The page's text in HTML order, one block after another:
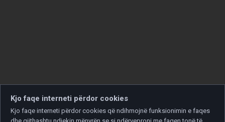
Kjo faqe interneti përdor cookies
Kjo faqe interneti përdor cookies që ndihmojnë funksionimin e faqes